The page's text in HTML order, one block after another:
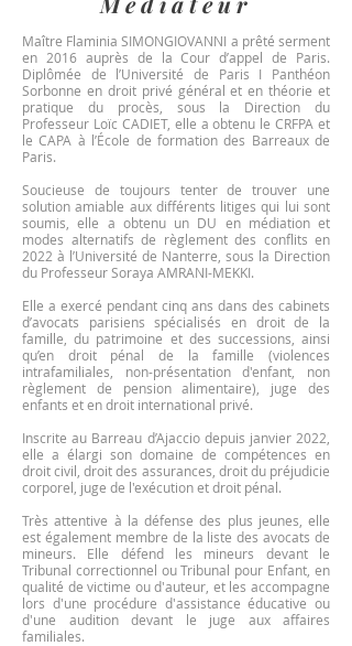
Maître Flaminia SIMONGIOVANNI a prêté serment
en 2016 auprès de la Cour d’appel de Paris.
Diplômée de l’Université de Paris I Panthéon
Sorbonne en droit privé général et en théorie et
pratique du procès, sous la Direction du
Professeur Loïc CADIET, elle a obtenu le CRFPA et
le CAPA à l’École de formation des Barreaux de
Paris.
Soucieuse de toujours tenter de trouver une
solution amiable aux différents litiges qui lui sont
soumis, elle a obtenu un DU en médiation et
modes alternatifs de règlement des conflits en
2022 à l’Université de Nanterre, sous la Direction
du Professeur Soraya AMRANI-MEKKI.
Elle a exercé pendant cinq ans dans des cabinets
d’avocats parisiens spécialisés en droit de la
famille, du patrimoine et des successions, ainsi
qu’en droit pénal de la famille (violences
intrafamiliales, non-présentation d'enfant, non
règlement de pension alimentaire), juge des
enfants et en droit international privé.
Inscrite au Barreau d’Ajaccio depuis janvier 2022,
elle a élargi son domaine de compétences en
droit civil, droit des assurances, droit du préjudicie
corporel, juge de l'exécution et droit pénal.
Très attentive à la défense des plus jeunes, elle
est également membre de la liste des avocats de
mineurs. Elle défend les mineurs devant le
Tribunal correctionnel ou Tribunal pour Enfant, en
qualité de victime ou d'auteur, et les accompagne
lors d'une procédure d'assistance éducative ou
d'une audition devant le juge aux affaires
familiales.